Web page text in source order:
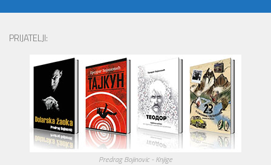
PRIJATELJI:
Predrag Bojinovic - Knjige